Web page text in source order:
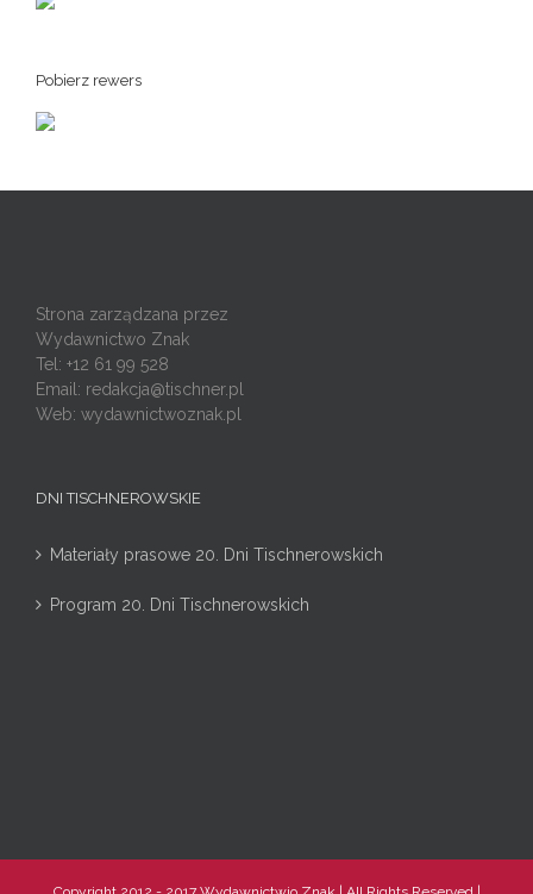
Pobierz rewers
Strona zarządzana przez
Wydawnictwo Znak
Tel: +12 61 99 528
Email: redakcja@tischner.pl
Web: wydawnictwoznak.pl
DNI TISCHNEROWSKIE
Materiały prasowe 20. Dni Tischnerowskich
Program 20. Dni Tischnerowskich